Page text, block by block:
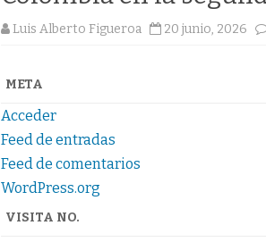
Luis Alberto Figueroa 20 junio, 2026
META
Acceder
Feed de entradas
Feed de comentarios
WordPress.org
VISITA NO.